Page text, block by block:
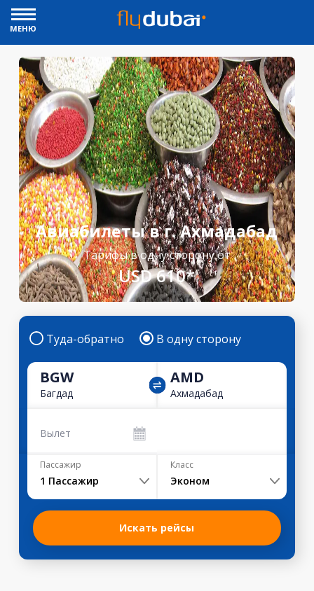
МЕНЮ
Авиабилеты в г. Ахмадабад
Тарифы в одну сторону от
USD 610*
Туда-обратно В одну сторону
BGW
Багдад
AMD
Ахмадабад
Вылет
Пассажир
1 Пассажир
Класс
Эконом
Искать рейсы